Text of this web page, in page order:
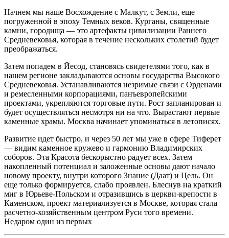
Начнем мы наше Восхождение с Малкут, с Земли, еще
погруженной в эпоху Темных веков. Курганы, священные
камни, городища — это артефакты цивилизации Раннего
Средневековья, которая в течение нескольких столетий будет
преображаться.
Затем попадем в Йесод, становясь свидетелями того, как в
нашем регионе закладываются основы государства Высокого
Средневековья. Устанавливаются незримые связи с Орденами
и ремесленными корпорациями, панъевропейскими
проектами, укрепляются торговые пути. Рост запланирован и
будет осуществляться несмотря ни на что. Вырастают первые
каменные храмы. Москва начинает упоминаться в летописях.
Развитие идет быстро, и через 50 лет мы уже в сфере Тиферет
— видим каменное кружево и гармонию Владимирских
соборов. Эта Красота бескорыстно радует всех. Затем
накопленный потенциал и заложенные основы дают начало
новому проекту, внутри которого Знание (Даат) и Цель. Он
еще только формируется, слабо проявлен. Блеснув на краткий
миг в Юрьеве-Польском и отразившись в церкви-крепости в
Каменском, проект материализуется в Москве, которая стала
расчетно-хозяйственным центром Руси того времени.
Недаром один из первых